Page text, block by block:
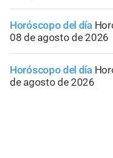
Horóscopo del día
08 de agosto de 2026
Horóscopo del día
de agosto de 2026